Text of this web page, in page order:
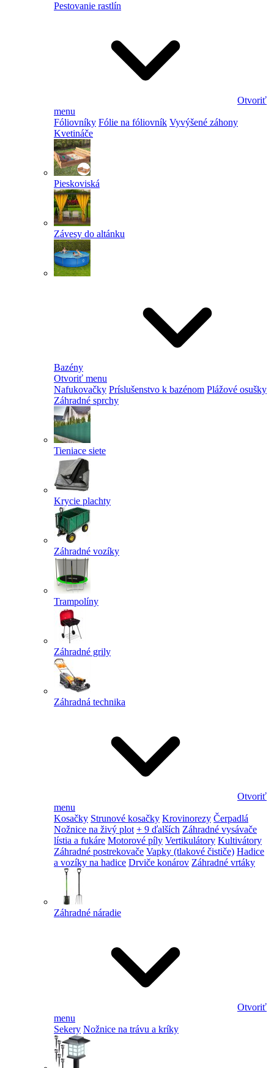
Pestovanie rastlín
Otvoriť
menu
Fóliovníky Fólie na fóliovník Vyvýšené záhony
Kvetináče
Pieskoviská
Závesy do altánku
Bazény
Otvoriť menu
Nafukovačky Príslušenstvo k bazénom Plážové osušky
Záhradné sprchy
Tieniace siete
Krycie plachty
Záhradné vozíky
Trampolíny
Záhradné grily
Záhradná technika
Otvoriť
menu
Kosačky Strunové kosačky Krovinorezy Čerpadlá
Nožnice na živý plot + 9 ďalších Záhradné vysávače
lístia a fukáre Motorové píly Vertikulátory Kultivátory
Záhradné postrekovače Vapky (tlakové čističe) Hadice
a vozíky na hadice Drviče konárov Záhradné vrtáky
Záhradné náradie
Otvoriť
menu
Sekery Nožnice na trávu a kríky